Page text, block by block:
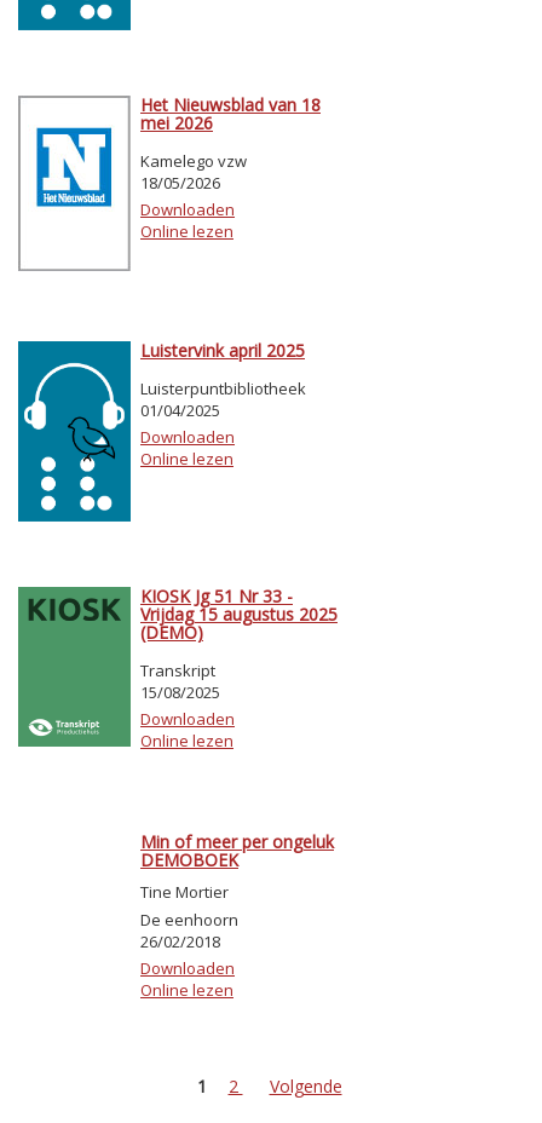
Het Nieuwsblad van 18
mei 2026
Kamelego vzw
18/05/2026
Downloaden
Online lezen
Luistervink april 2025
Luisterpuntbibliotheek
01/04/2025
Downloaden
Online lezen
KIOSK Jg 51 Nr 33 -
Vrijdag 15 augustus 2025
(DEMO)
Transkript
15/08/2025
Downloaden
Online lezen
Min of meer per ongeluk
DEMOBOEK
Tine Mortier
De eenhoorn
26/02/2018
Downloaden
Online lezen
1 2 Volgende